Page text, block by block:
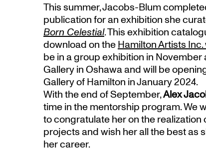
This summer, Jacobs-Blum
publication for an exhibition she
Born Celestial. This exhibition
download on theHamilton Artists
be in a group exhibition in
Gallery in Oshawa and will be
Gallery of Hamilton in January 2024.
With the end of September,Alex
time in the mentorship program. We
to congratulate her on the
projects and wish her all the best as
her career.